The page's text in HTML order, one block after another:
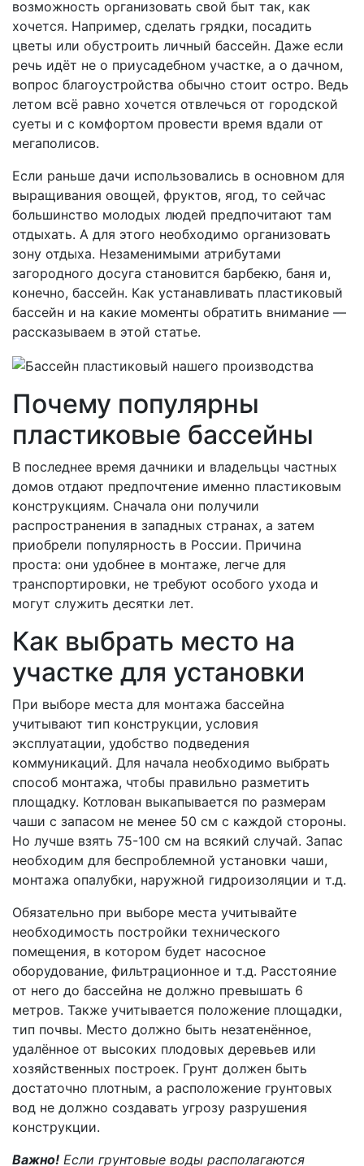
возможность организовать свой быт так, как
хочется. Например, сделать грядки, посадить
цветы или обустроить личный бассейн. Даже если
речь идёт не о приусадебном участке, а о дачном,
вопрос благоустройства обычно стоит остро. Ведь
летом всё равно хочется отвлечься от городской
суеты и с комфортом провести время вдали от
мегаполисов.
Если раньше дачи использовались в основном для
выращивания овощей, фруктов, ягод, то сейчас
большинство молодых людей предпочитают там
отдыхать. А для этого необходимо организовать
зону отдыха. Незаменимыми атрибутами
загородного досуга становится барбекю, баня и,
конечно, бассейн. Как устанавливать пластиковый
бассейн и на какие моменты обратить внимание —
рассказываем в этой статье.
Почему популярны
пластиковые бассейны
В последнее время дачники и владельцы частных
домов отдают предпочтение именно пластиковым
конструкциям. Сначала они получили
распространения в западных странах, а затем
приобрели популярность в России. Причина
проста: они удобнее в монтаже, легче для
транспортировки, не требуют особого ухода и
могут служить десятки лет.
Как выбрать место на
участке для установки
При выборе места для монтажа бассейна
учитывают тип конструкции, условия
эксплуатации, удобство подведения
коммуникаций. Для начала необходимо выбрать
способ монтажа, чтобы правильно разметить
площадку. Котлован выкапывается по размерам
чаши с запасом не менее 50 см с каждой стороны.
Но лучше взять 75-100 см на всякий случай. Запас
необходим для беспроблемной установки чаши,
монтажа опалубки, наружной гидроизоляции и т.д.
Обязательно при выборе места учитывайте
необходимость постройки технического
помещения, в котором будет насосное
оборудование, фильтрационное и т.д. Расстояние
от него до бассейна не должно превышать 6
метров. Также учитывается положение площадки,
тип почвы. Место должно быть незатенённое,
удалённое от высоких плодовых деревьев или
хозяйственных построек. Грунт должен быть
достаточно плотным, а расположение грунтовых
вод не должно создавать угрозу разрушения
конструкции.
Важно! Если грунтовые воды располагаются